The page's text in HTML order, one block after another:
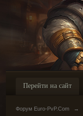
Перейти на сайт
Форум Euro-PvP.Com →